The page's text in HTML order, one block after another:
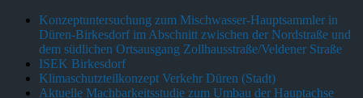
Konzeptuntersuchung zum Mischwasser-Hauptsammler in
Düren-Birkesdorf im Abschnitt zwischen der Nordstraße und
dem südlichen Ortsausgang Zollhausstraße/Veldener Straße
ISEK Birkesdorf
Klimaschutzteilkonzept Verkehr Düren (Stadt)
Aktuelle Machbarkeitsstudie zum Umbau der Hauptachse